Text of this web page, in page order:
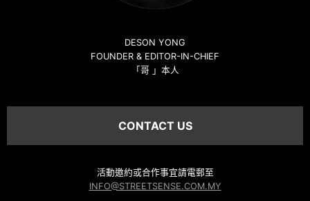
DESON YONG
FOUNDER & EDITOR-IN-CHIEF
「哥 」本人
CONTACT US
活動邀約或合作事宜請電郵至
INFO@STREETSENSE.COM.MY